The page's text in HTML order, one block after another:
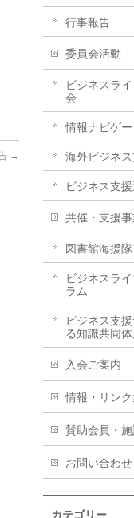
→
行事報告
委員会活動
ビジネスラ
会
情報ナビゲ
海外ビジネ
ビジネス支
共催・支援事
図書館海援
ビジネスラ
ラム
ビジネス支
る知識共同
入会ご案内
情報・リン
賛助会員・
お問い合わせ
カテゴリー